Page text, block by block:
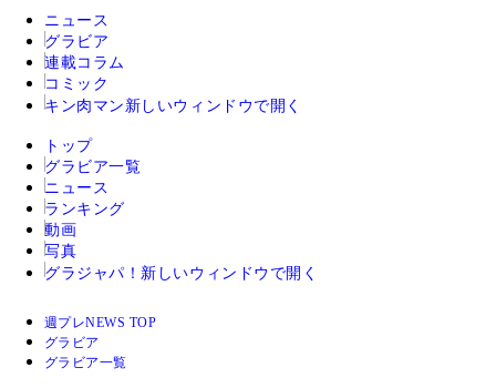
ニュース
グラビア
連載コラム
コミック
キン肉マン 新しいウィンドウで開く
トップ
グラビア一覧
ニュース
ランキング
動画
写真
グラジャパ！ 新しいウィンドウで開く
週プレNEWS TOP
グラビア
グラビア一覧